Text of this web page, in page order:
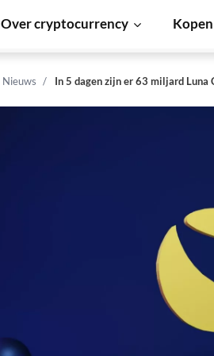
Over cryptocurrency
Nieuws In 5 dagen zijn er 63 miljard Luna